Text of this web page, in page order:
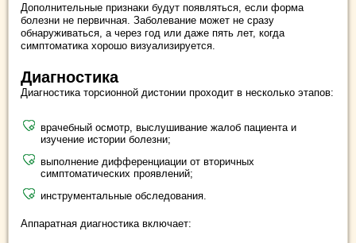
Дополнительные признаки будут появляться, если форма
болезни не первичная. Заболевание может не сразу
обнаруживаться, а через год или даже пять лет, когда
симптоматика хорошо визуализируется.
Диагностика
Диагностика торсионной дистонии проходит в несколько этапов:
врачебный осмотр, выслушивание жалоб пациента и
изучение истории болезни;
выполнение дифференциации от вторичных
симптоматических проявлений;
инструментальные обследования.
Аппаратная диагностика включает: